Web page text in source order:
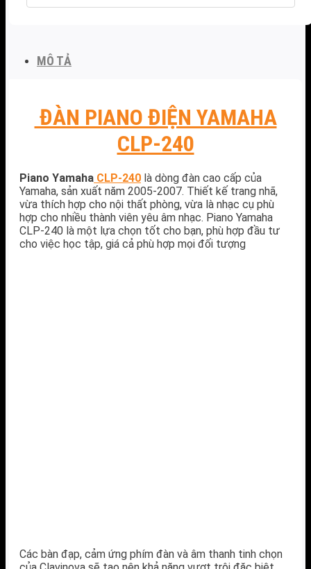
MÔ TẢ
ĐÀN PIANO ĐIỆN YAMAHA
CLP-240
Piano Yamaha CLP-240 là dòng đàn cao cấp của
Yamaha, sản xuất năm 2005-2007. Thiết kế trang nhã,
vừa thích hợp cho nội thất phòng, vừa là nhạc cụ phù
hợp cho nhiều thành viên yêu âm nhạc. Piano Yamaha
CLP-240 là một lựa chọn tốt cho bạn, phù hợp đầu tư
cho việc học tập, giá cả phù hợp mọi đối tượng
Các bàn đạp, cảm ứng phím đàn và âm thanh tinh chọn